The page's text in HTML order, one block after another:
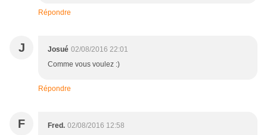
Répondre
J Josué 02/08/2016 22:01
Comme vous voulez :)
Répondre
F Fred. 02/08/2016 12:58